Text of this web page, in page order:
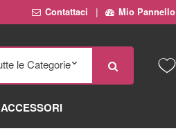
Contattaci Mio Pannello
ACCESSORI